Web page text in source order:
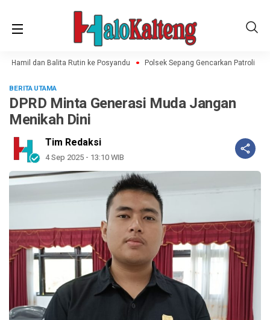
Hamil dan Balita Rutin ke Posyandu Polsek Sepang Gencarkan Patroli
BERITA UTAMA
DPRD Minta Generasi Muda Jangan
Menikah Dini
Tim Redaksi
4 Sep 2025 - 13:10 WIB